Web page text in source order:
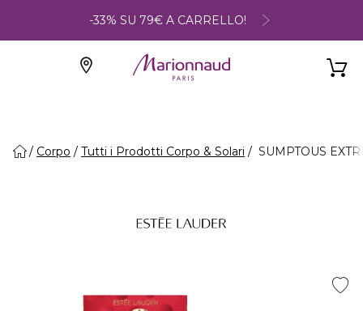
-33% SU 79€ A CARRELLO!
Corpo Tutti i Prodotti Corpo & Solari SUMPTOUS